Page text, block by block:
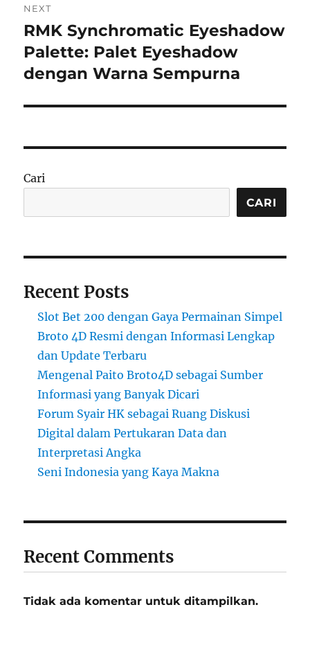
NEXT
Next
post:
RMK Synchromatic Eyeshadow
Palette: Palet Eyeshadow
dengan Warna Sempurna
Cari
CARI
Recent Posts
Slot Bet 200 dengan Gaya Permainan Simpel
Broto 4D Resmi dengan Informasi Lengkap
dan Update Terbaru
Mengenal Paito Broto4D sebagai Sumber
Informasi yang Banyak Dicari
Forum Syair HK sebagai Ruang Diskusi
Digital dalam Pertukaran Data dan
Interpretasi Angka
Seni Indonesia yang Kaya Makna
Recent Comments
Tidak ada komentar untuk ditampilkan.